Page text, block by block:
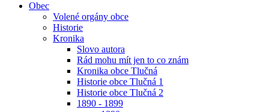
Obec
Volené orgány obce
Historie
Kronika
Slovo autora
Rád mohu mít jen to co znám
Kronika obce Tlučná
Historie obce Tlučná 1
Historie obce Tlučná 2
1890 - 1899